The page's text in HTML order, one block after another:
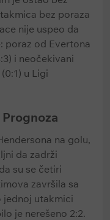
bez poraza
nije uspeo da
poraz od Evertona
i neočekivani
u Ligi
na golu,
da zadrži
su se četiri
završila sa
jednoj utakmici
je nerešeno 2:2.